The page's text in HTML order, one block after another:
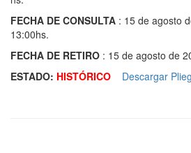
FECHA DE CONSULTA : 15 de agosto
13:00hs.
FECHA DE RETIRO : 15 de agosto de
ESTADO: HISTÓRICO Descargar